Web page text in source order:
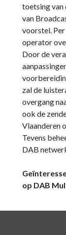
toetsing van
van
voorstel.
operator
Door de
zal de
overgang
ook de
Vlaanderen
Tevens
DAB
op DAB